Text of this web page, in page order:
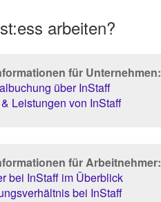
arbeiten?
für Unternehmen:
über InStaff
Leistungen von InStaff
für Arbeitnehmer:
bei InStaff im Überblick
bei InStaff